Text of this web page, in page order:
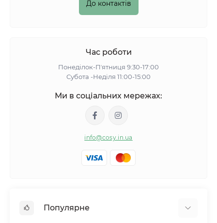
До контактів
Час роботи
Понеділок-Пʼятниця 9:30-17:00
Субота -Неділя 11:00-15:00
Ми в соціальних мережах:
info@cosy.in.ua
Популярне